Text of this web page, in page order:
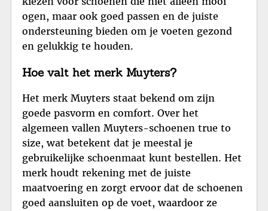
ogen, maar ook goed passen en de juiste
ondersteuning bieden om je voeten gezond
en gelukkig te houden.
Hoe valt het merk Muyters?
Het merk Muyters staat bekend om zijn
goede pasvorm en comfort. Over het
algemeen vallen Muyters-schoenen true to
size, wat betekent dat je meestal je
gebruikelijke schoenmaat kunt bestellen. Het
merk houdt rekening met de juiste
maatvoering en zorgt ervoor dat de schoenen
goed aansluiten op de voet, waardoor ze